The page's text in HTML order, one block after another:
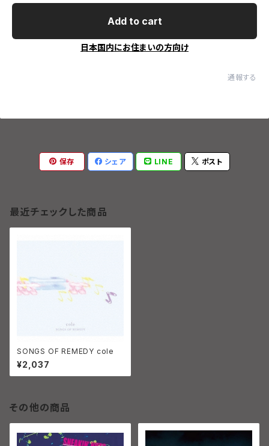
Add to cart
日本国内にお住まいの方向け
通報する
保存 シェア LINE ポスト
最近チェックした商品
SONGS OF REMEDY cole
¥2,037
その他の商品